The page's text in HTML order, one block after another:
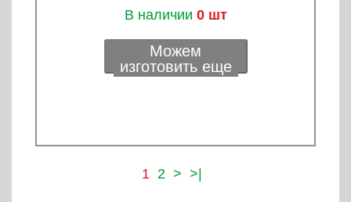
В наличии 0 шт
Можем
изготовить еще
1 2 > >|